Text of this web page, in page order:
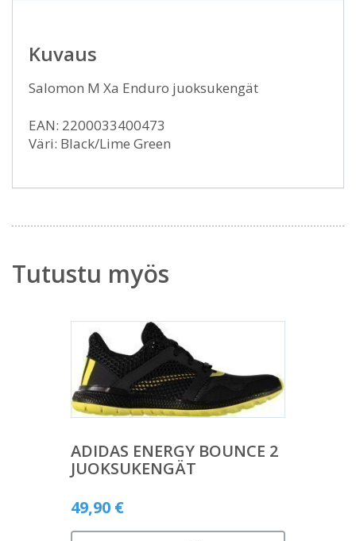
Kuvaus
Salomon M Xa Enduro juoksukengät
EAN: 2200033400473
Väri: Black/Lime Green
Tutustu myös
ADIDAS ENERGY BOUNCE 2
JUOKSUKENGÄT
49,90 €